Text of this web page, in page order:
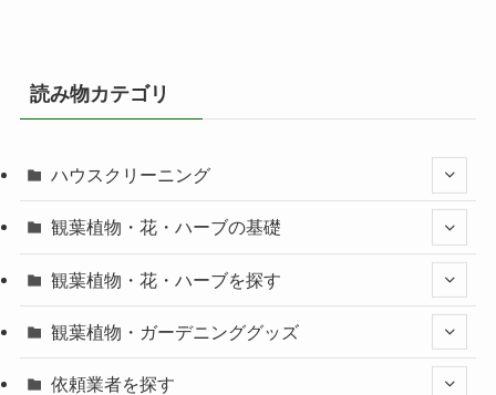
読み物カテゴリ
ハウスクリーニング
観葉植物・花・ハーブの基礎
観葉植物・花・ハーブを探す
観葉植物・ガーデニンググッズ
依頼業者を探す